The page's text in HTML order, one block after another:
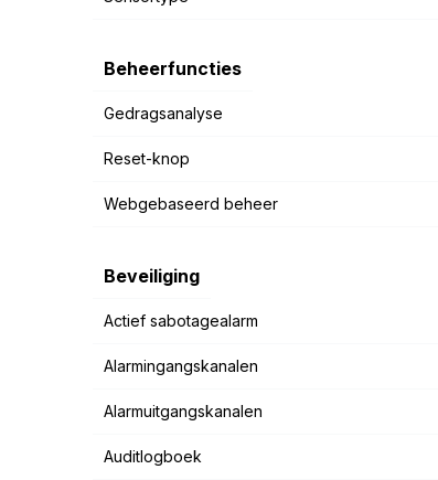
Beheerfuncties
Gedragsanalyse
Reset-knop
Webgebaseerd beheer
Beveiliging
Actief sabotagealarm
Alarmingangskanalen
Alarmuitgangskanalen
Auditlogboek